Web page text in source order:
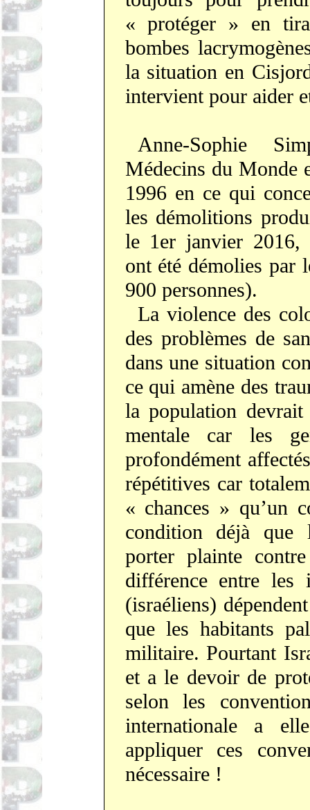
« protéger » en
bombes
la situation en
intervient pour aider
Anne-Sophie
Médecins du Monde
1996 en ce qui
les démolitions
le 1er janvier 2016,
ont été démolies par
900 personnes).
La violence des
des problèmes de
dans une situation
ce qui amène des
la population
mentale car les
profondément
répétitives car
« chances » qu’un
condition déjà que
porter plainte
différence entre
(israéliens)
que les habitants
militaire. Pourtant
et a le devoir de
selon les
internationale a
appliquer ces
nécessaire !